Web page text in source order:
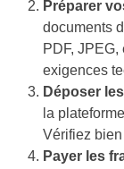
Préparer
documents
PDF, JPEG,
exigences
Déposer
la
Vérifiez
Payer les